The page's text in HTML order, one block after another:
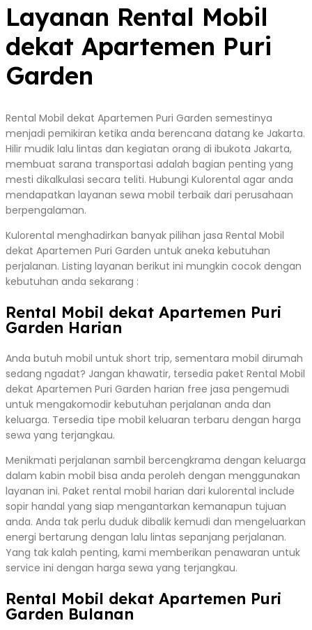
Layanan Rental Mobil
dekat Apartemen Puri
Garden
Rental Mobil dekat Apartemen Puri Garden semestinya
menjadi pemikiran ketika anda berencana datang ke Jakarta.
Hilir mudik lalu lintas dan kegiatan orang di ibukota Jakarta,
membuat sarana transportasi adalah bagian penting yang
mesti dikalkulasi secara teliti. Hubungi Kulorental agar anda
mendapatkan layanan sewa mobil terbaik dari perusahaan
berpengalaman.
Kulorental menghadirkan banyak pilihan jasa Rental Mobil
dekat Apartemen Puri Garden untuk aneka kebutuhan
perjalanan. Listing layanan berikut ini mungkin cocok dengan
kebutuhan anda sekarang :
Rental Mobil dekat Apartemen Puri
Garden Harian
Anda butuh mobil untuk short trip, sementara mobil dirumah
sedang ngadat? Jangan khawatir, tersedia paket Rental Mobil
dekat Apartemen Puri Garden harian free jasa pengemudi
untuk mengakomodir kebutuhan perjalanan anda dan
keluarga. Tersedia tipe mobil keluaran terbaru dengan harga
sewa yang terjangkau.
Menikmati perjalanan sambil bercengkrama dengan keluarga
dalam kabin mobil bisa anda peroleh dengan menggunakan
layanan ini. Paket rental mobil harian dari kulorental include
sopir handal yang siap mengantarkan kemanapun tujuan
anda. Anda tak perlu duduk dibalik kemudi dan mengeluarkan
energi bertarung dengan lalu lintas sepanjang perjalanan.
Yang tak kalah penting, kami memberikan penawaran untuk
service ini dengan harga sewa yang terjangkau.
Rental Mobil dekat Apartemen Puri
Garden Bulanan